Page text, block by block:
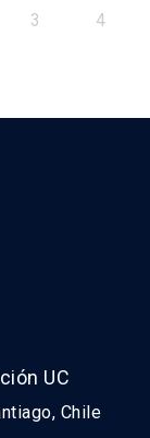
3 4
UC
Chile